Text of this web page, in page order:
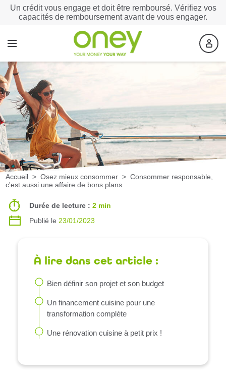
Un crédit vous engage et doit être remboursé. Vérifiez vos
capacités de remboursement avant de vous engager.
Accueil >Osez mieux consommer >Consommer responsable,
c'est aussi une affaire de bons plans
Durée de lecture : 2 min
Publié le 23/01/2023
À lire dans cet article :
Bien définir son projet et son budget
Un financement cuisine pour une
transformation complète
Une rénovation cuisine à petit prix !